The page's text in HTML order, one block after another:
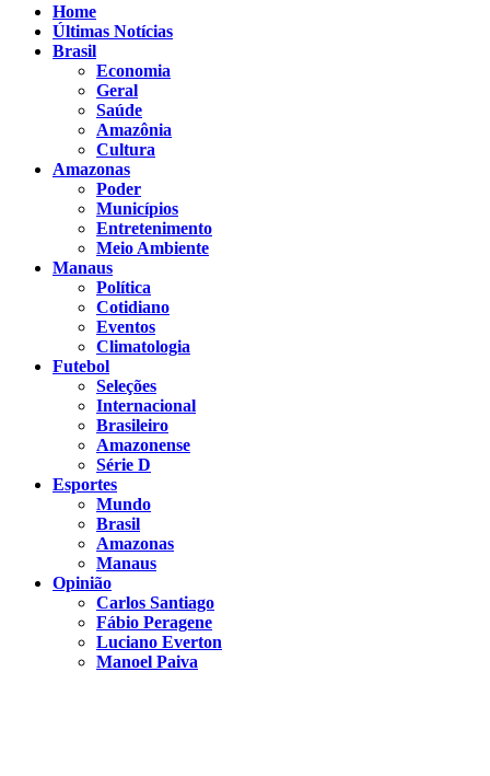
Home
Últimas Notícias
Brasil
Economia
Geral
Saúde
Amazônia
Cultura
Amazonas
Poder
Municípios
Entretenimento
Meio Ambiente
Manaus
Política
Cotidiano
Eventos
Climatologia
Futebol
Seleções
Internacional
Brasileiro
Amazonense
Série D
Esportes
Mundo
Brasil
Amazonas
Manaus
Opinião
Carlos Santiago
Fábio Peragene
Luciano Everton
Manoel Paiva